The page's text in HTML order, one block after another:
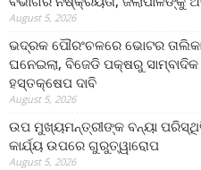
August 5, 2026
ଭଦ୍ରକ ପୌରଂଚଳରେ ଭୋଟର
ଘନେଇଲା, ବିଜେଡି ପକ୍ଷରୁ
ହସ୍ତକ୍ଷେପ ଦାବି
August 5, 2026
ଉପ ମୁଖ୍ୟମନ୍ତ୍ରୀଙ୍କ ବନ୍ୟା
କାର୍ଯ୍ୟ ଉପରେ ଗୁରୁତ୍ୱାରୋପ
August 5, 2026